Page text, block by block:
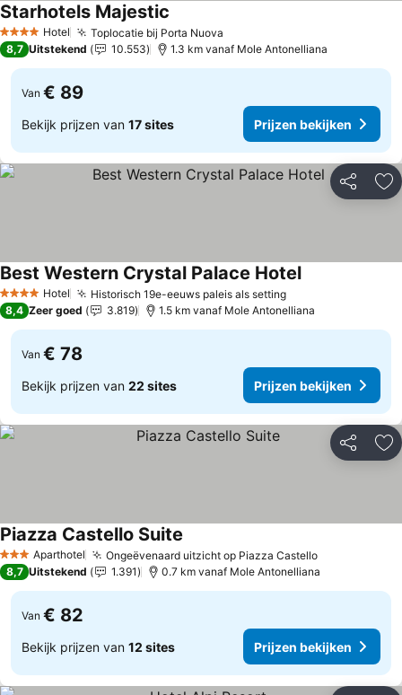
4 SterrenHotel Toplocatie bij Porta Nuova
Starhotels Majestic
8,7 Uitstekend 10.553 1.3 km vanaf Mole Antonelliana
Van € 89
Bekijk prijzen van 17 sites Prijzen bekijken
Delen
4 SterrenHotel Historisch 19e-eeuws paleis als setting
Best Western Crystal Palace Hotel
8,4 Zeer goed 3.819 1.5 km vanaf Mole Antonelliana
Van € 78
Bekijk prijzen van 22 sites Prijzen bekijken
Delen
3 SterrenAparthotel Ongeëvenaard uitzicht op Piazza Castello
Piazza Castello Suite
8,7 Uitstekend 1.391 0.7 km vanaf Mole Antonelliana
Van € 82
Bekijk prijzen van 12 sites Prijzen bekijken